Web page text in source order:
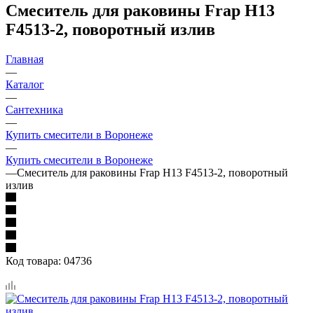
Смеситель для раковины Frap H13
F4513-2, поворотный излив
Главная
—
Каталог
—
Сантехника
—
Купить смесители в Воронеже
—
Купить смесители в Воронеже
—Смеситель для раковины Frap H13 F4513-2, поворотный
излив
Код товара: 04736